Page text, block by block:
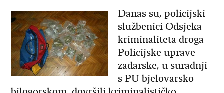
Danas su, policijski
službenici Odsjeka
kriminaliteta droga
Policijske uprave
zadarske, u suradnji
s PU bjelovarsko-